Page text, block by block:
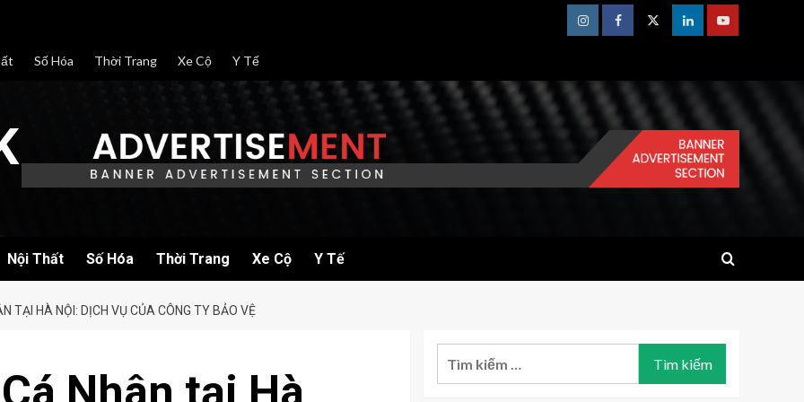
Số Hóa Thời Trang Xe Cộ Y Tế
InstagramFacebookTwitterLinkedinYoutube
Nội Thất Số Hóa Thời Trang Xe Cộ Y Tế
TẠI HÀ NỘI: DỊCH VỤ CỦA CÔNG TY BẢO VỆ